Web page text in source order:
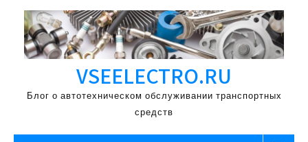
Перейти
содержимому
VSEELECTRO.RU
Блог о автотехническом обслуживании транспортных
средств